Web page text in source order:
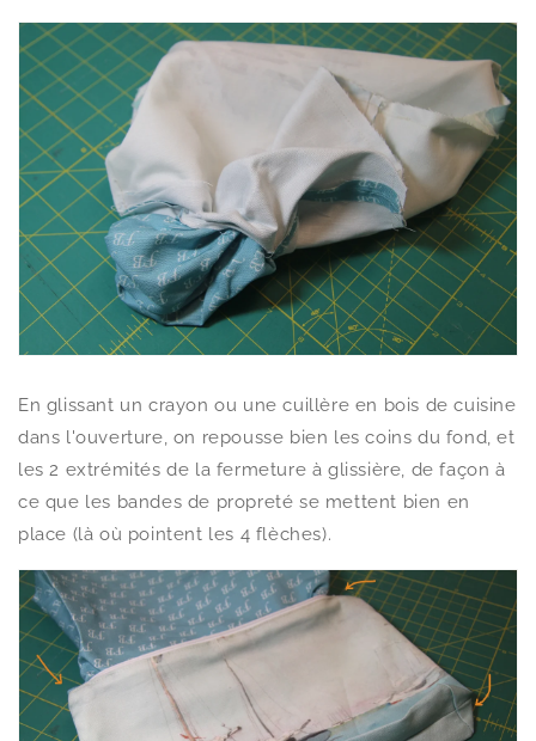
En glissant un crayon ou une cuillère en bois de cuisine
dans l'ouverture, on repousse bien les coins du fond, et
les 2 extrémités de la fermeture à glissière, de façon à
ce que les bandes de propreté se mettent bien en
place (là où pointent les 4 flèches).